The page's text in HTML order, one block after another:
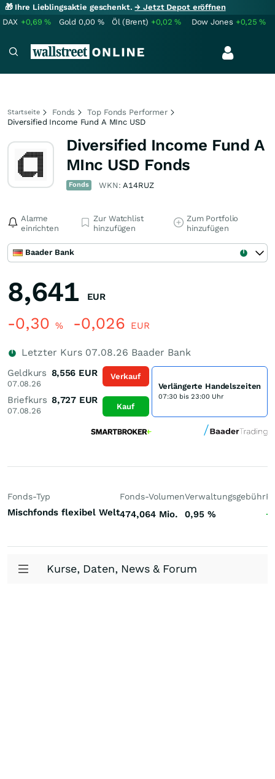
🎁 Ihre Lieblingsaktie geschenkt.→ Jetzt Depot eröffnen
DAX +0,69% Gold 0,00 % Öl (Brent) +0,02% Dow Jones +0,25%
Startseite Fonds
Top Fonds Performer
Diversified Income Fund A MInc USD
Diversified Income Fund A
MInc USD Fonds
Fonds WKN:A14RUZ
Alarme
einrichten
Zur Watchlist
hinzufügen
Zum Portfolio
hinzufügen
Baader Bank
8,641 EUR
-0,30 % -0,026 EUR
Letzter Kurs 07.08.26 Baader Bank
Geldkurs
07.08.26
8,556 EUR
Briefkurs
07.08.26
8,727 EUR
Verkauf
Kauf
Verlängerte Handelszeiten
07:30 bis 23:00 Uhr
Fonds-Typ
Mischfonds flexibel Welt
Fonds-Volumen
474,064 Mio.
Verwaltungsgebühr
0,95 %
Kurse, Daten, News & Forum